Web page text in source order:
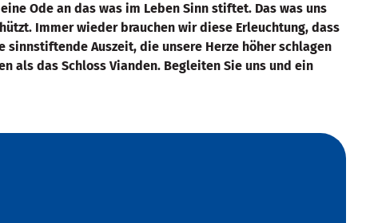
Ode an das was im Leben Sinn stiftet. Das was uns
Immer wieder brauchen wir diese Erleuchtung, dass
Auszeit, die unsere Herze höher schlagen
als das Schloss Vianden. Begleiten Sie uns und ein